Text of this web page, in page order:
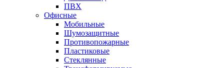
ПВХ
Офисные
Мобильные
Шумозащитные
Противопожарные
Пластиковые
Стеклянные